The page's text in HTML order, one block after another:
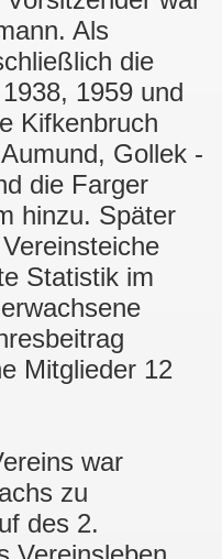
Als
die
1959 und
Kifkenbruch
Gollek -
die Farger
hinzu. Später
Statistik im
Mitglieder 12
war
zu
des 2.